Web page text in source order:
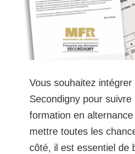
Vous souhaitez
Secondigny pour suivre
formation en
mettre toutes les
côté, il est essentiel de